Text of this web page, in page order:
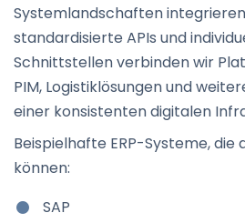
Systemlandschaften
standardisierte APIs und
Schnittstellen verbinden wir
PIM, Logistiklösungen und
einer konsistenten digitalen
Beispielhafte ERP-Systeme,
können:
SAP